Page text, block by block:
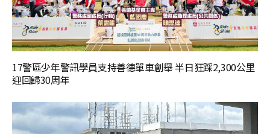
17警區少年警訊學員支持善德單車創舉 半日狂踩2,300公里
迎回歸30周年